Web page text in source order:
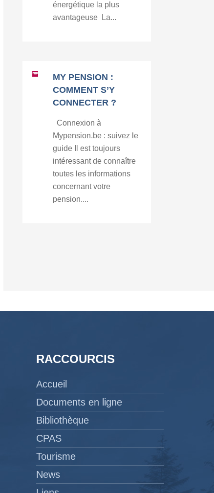
énergétique la plus
avantageuse La...
MY PENSION :
COMMENT S’Y
CONNECTER ?
Connexion à
Mypension.be : suivez le
guide Il est toujours
intéressant de connaître
toutes les informations
concernant votre
pension....
RACCOURCIS
Accueil
Documents en ligne
Bibliothèque
CPAS
Tourisme
News